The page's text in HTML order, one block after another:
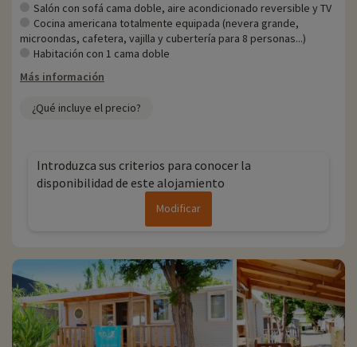
Salón con sofá cama doble, aire acondicionado reversible y TV
Cocina americana totalmente equipada (nevera grande,
microondas, cafetera, vajilla y cubertería para 8 personas...)
Habitación con 1 cama doble
Más información
¿Qué incluye el precio?
Introduzca sus criterios para conocer la
disponibilidad de este alojamiento
Modificar